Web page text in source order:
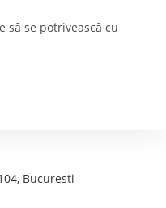
să se potrivească cu
Bucuresti